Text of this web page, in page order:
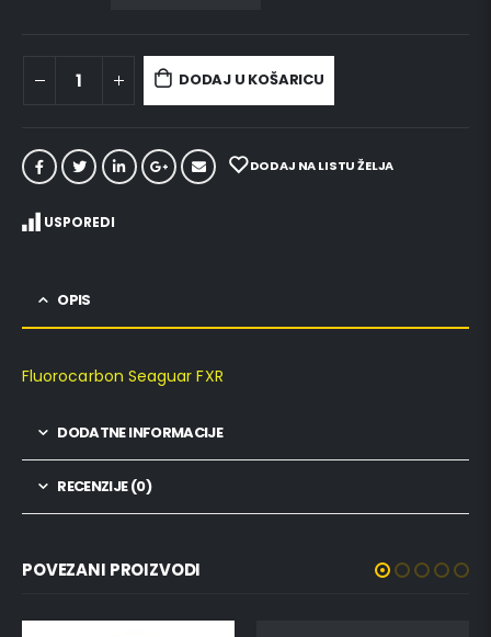
DODAJ U KOŠARICU
DODAJ NA LISTU ŽELJA
USPOREDI
OPIS
Fluorocarbon Seaguar FXR
DODATNE INFORMACIJE
RECENZIJE (0)
POVEZANI PROIZVODI